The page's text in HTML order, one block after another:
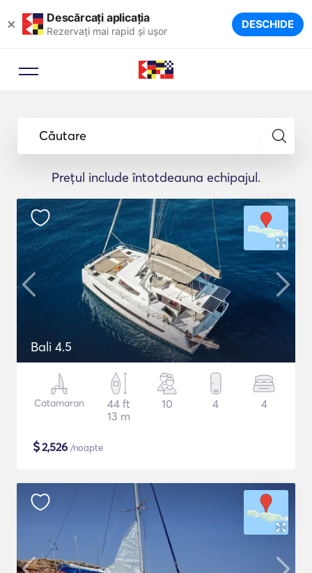
× Descărcați aplicația
Rezervați mai rapid și ușor DESCHIDE
Căutare
Prețul include întotdeauna echipajul.
Bali 4.5
Catamaran
44 ft
13 m
10 4 4
$2,526 /noapte